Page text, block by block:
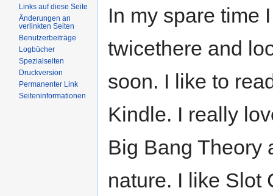
In my spare time
twicethere and
soon. I like to
Kindle. I really
Big Bang Theory
nature. I like Slot
Links auf diese Seite
Änderungen an
verlinkten Seiten
Benutzerbeiträge
Logbücher
Spezialseiten
Druckversion
Permanenter Link
Seiteninformationen